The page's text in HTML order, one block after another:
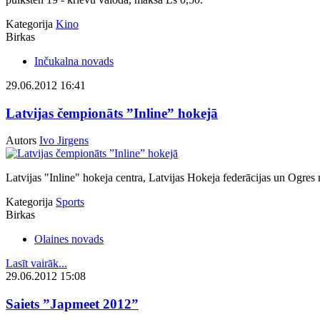
Kategorija Kino
Birkas
Inčukalna novads
29.06.2012 16:41
Latvijas čempionāts ”Inline” hokejā
Autors Ivo Jirgens
Latvijas "Inline" hokeja centra, Latvijas Hokeja federācijas un
Kategorija Sports
Birkas
Olaines novads
Lasīt vairāk...
29.06.2012 15:08
Saiets ”Japmeet 2012”